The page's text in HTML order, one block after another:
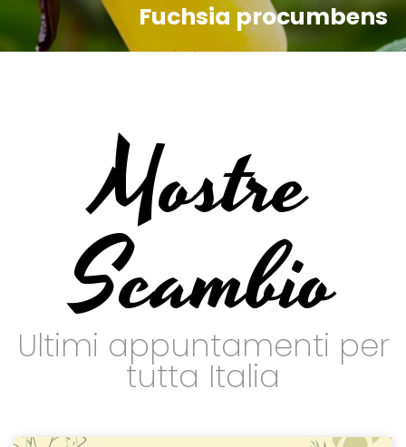
Fuchsia procumbens
Mostre
Scambio
Ultimi appuntamenti per
tutta Italia